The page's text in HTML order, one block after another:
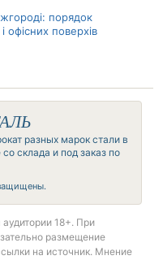
порядок
офісних поверхів
разных марок стали в
склада и под заказ по
18+. При
размещение
на источник. Мнение